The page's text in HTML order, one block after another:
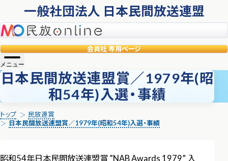
一般社団法人 日本民間放送連盟
会員社専用ページ
メニュー
日本民間放送連盟賞／1979年(昭
和54年)入選・事績
トップ
民放連賞
日本民間放送連盟賞／1979年(昭和54年)入選・事績
昭和54年日本民間放送連盟賞 ”NAB Awards 1979” 入